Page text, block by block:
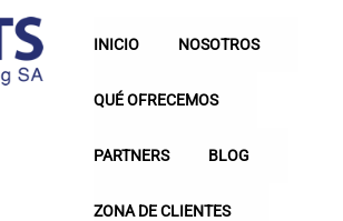
INICIO NOSOTROS
QUÉ OFRECEMOS
PARTNERS BLOG
ZONA DE CLIENTES